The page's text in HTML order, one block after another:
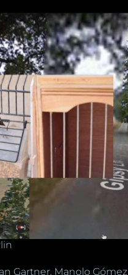
Gartner, Manolo Gómez